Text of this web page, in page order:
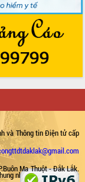
và Thông tin Điện tử cấp
Ma Thuột - Đắk Lắk.